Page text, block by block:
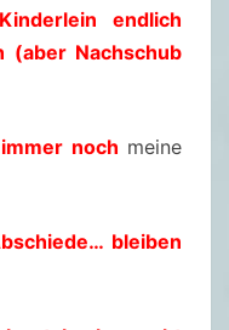
endlich
(aber Nachschub
noch meine
bleiben